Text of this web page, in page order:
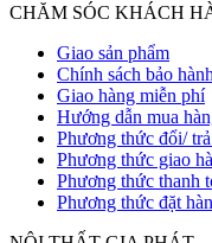
CHĂM SÓC KHÁCH
Giao sản phẩm
Chính sách bảo hành
Giao hàng miễn phí
Hướng dẫn mua
Phương thức đổi/
Phương thức giao
Phương thức thanh
Phương thức đặt